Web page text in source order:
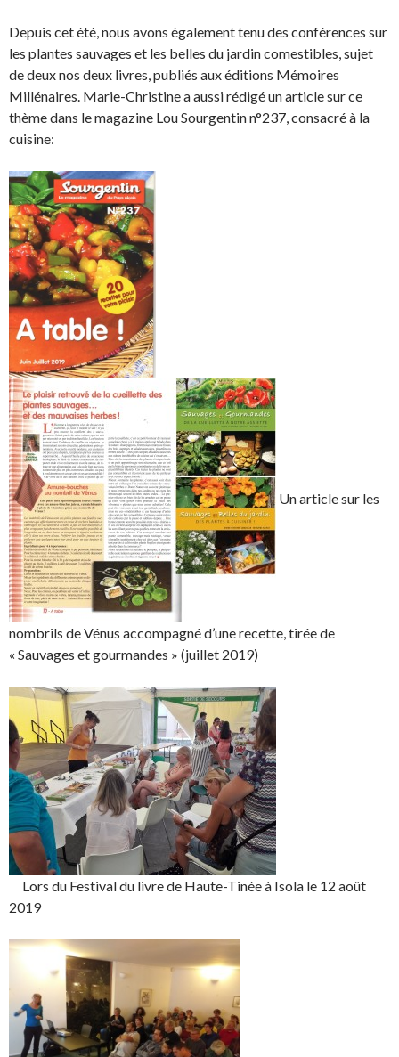
Depuis cet été, nous avons également tenu des conférences sur
les plantes sauvages et les belles du jardin comestibles, sujet
de deux nos deux livres, publiés aux éditions Mémoires
Millénaires. Marie-Christine a aussi rédigé un article sur ce
thème dans le magazine Lou Sourgentin n°237, consacré à la
cuisine:
Un article sur les
nombrils de Vénus accompagné d’une recette, tirée de
« Sauvages et gourmandes » (juillet 2019)
Lors du Festival du livre de Haute-Tinée à Isola le 12 août
2019